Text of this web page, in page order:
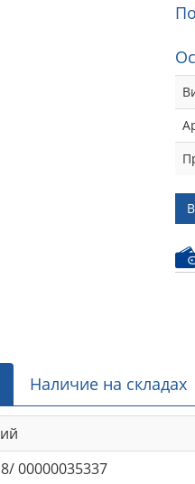
Наличие на складах
00000035337